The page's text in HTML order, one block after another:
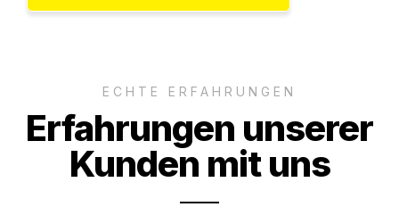
ECHTE ERFAHRUNGEN
Erfahrungen unserer
Kunden mit uns